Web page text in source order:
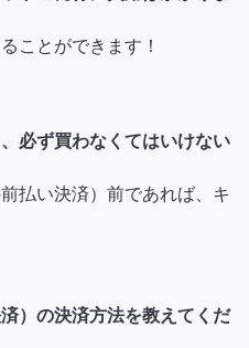
ことができます！
必ず買わなくてはいけない
払い決済）前であれば、キ
）の決済方法を教えてくだ